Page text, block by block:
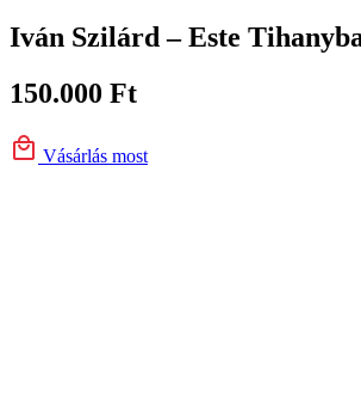
Iván Szilárd – Este
150.000 Ft
Vásárlás most